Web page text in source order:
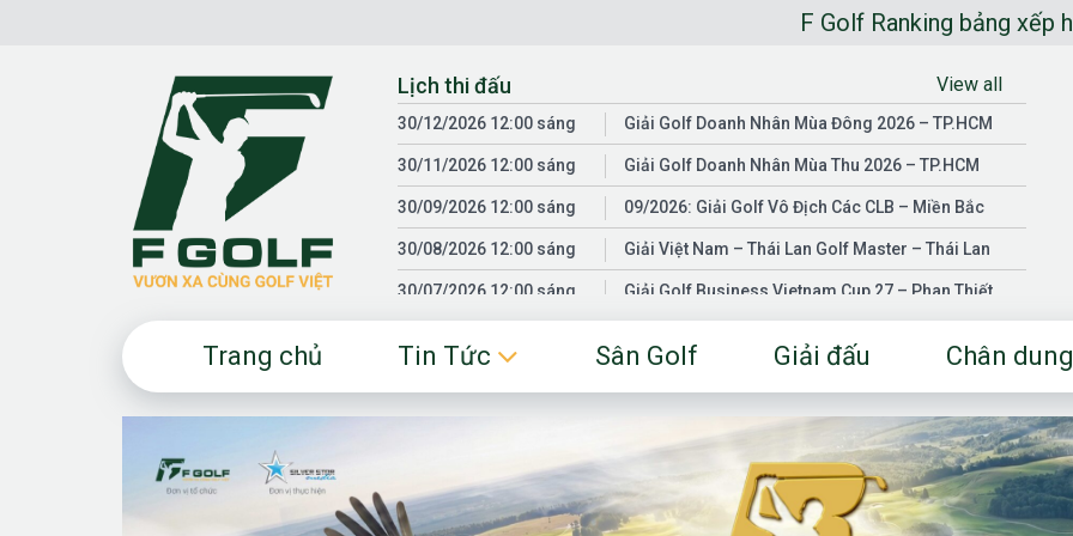
F Golf Ranking bảng xếp hạng
Lịch thi đấu View all
30/12/2026 12:00 sáng Giải Golf Doanh Nhân Mùa Đông 2026 – TP.HCM
30/11/2026 12:00 sáng Giải Golf Doanh Nhân Mùa Thu 2026 – TP.HCM
30/09/2026 12:00 sáng 09/2026: Giải Golf Vô Địch Các CLB – Miền Bắc
30/08/2026 12:00 sáng Giải Việt Nam – Thái Lan Golf Master – Thái Lan
30/07/2026 12:00 sáng Giải Golf Business Vietnam Cup 27 – Phan Thiết
30/01/2026 12:00 sáng
Fgolf Open Championship – Tây Ninh
18/04/2025 12:00 sáng Golf Business Vietnam Cup 25
Trang chủ Tin Tức Sân Golf Giải đấu Chân